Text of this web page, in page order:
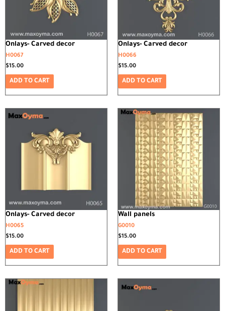
Onlays- Carved decor
H0067
$15.00
ADD TO CART
Onlays- Carved decor
H0066
$15.00
ADD TO CART
Onlays- Carved decor
H0065
$15.00
ADD TO CART
Wall panels
G0010
$15.00
ADD TO CART